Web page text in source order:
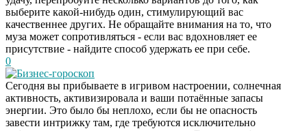
выберите какой-нибудь один, стимулирующий вас
качественнее других. Не обращайте внимания на то, что
муза может сопротивляться - если вас вдохновляет ее
присутствие - найдите способ удержать ее при себе.
0
Бизнес-гороскоп
Сегодня вы прибываете в игривом настроении, солнечная
активность, активизировала и ваши потаённые запасы
энергии. Это было бы неплохо, если бы не опасность
завести интрижку там, где требуются исключительно